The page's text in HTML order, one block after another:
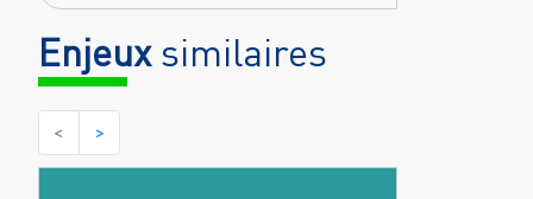
Enjeuxsimilaires
< >